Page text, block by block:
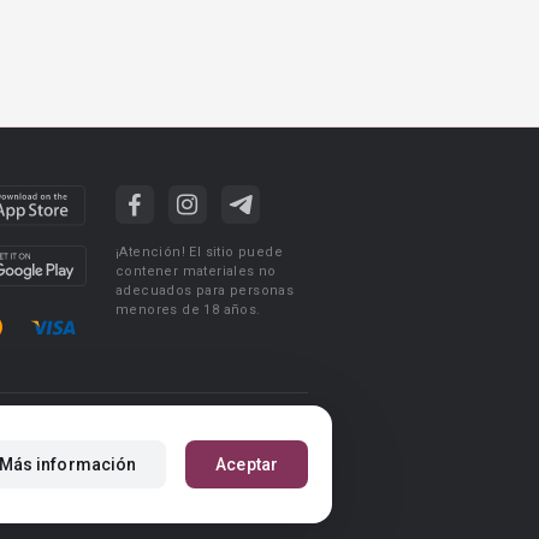
Más información Aceptar
¡Atención! El sitio puede
contener materiales no
adecuados para personas
menores de 18 años.
Reglas para la publicación de libros